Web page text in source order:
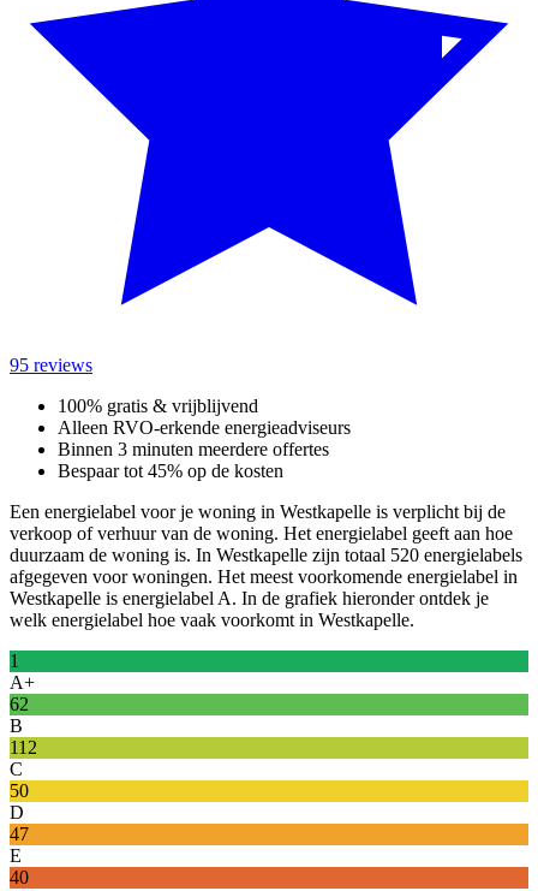
95 reviews
100% gratis & vrijblijvend
Alleen RVO-erkende energieadviseurs
Binnen 3 minuten meerdere offertes
Bespaar tot 45% op de kosten
Een energielabel voor je woning in Westkapelle is verplicht bij de
verkoop of verhuur van de woning. Het energielabel geeft aan hoe
duurzaam de woning is. In Westkapelle zijn totaal 520 energielabels
afgegeven voor woningen. Het meest voorkomende energielabel in
Westkapelle is energielabel A. In de grafiek hieronder ontdek je
welk energielabel hoe vaak voorkomt in Westkapelle.
1
A+
62
B
112
C
50
D
47
E
40